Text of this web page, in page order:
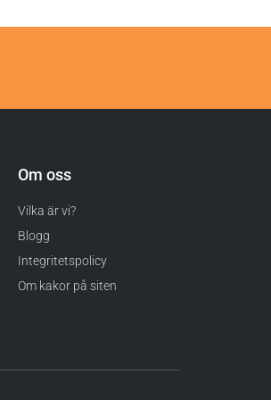
Om oss
Vilka är vi?
Blogg
Integritetspolicy
Om kakor på siten